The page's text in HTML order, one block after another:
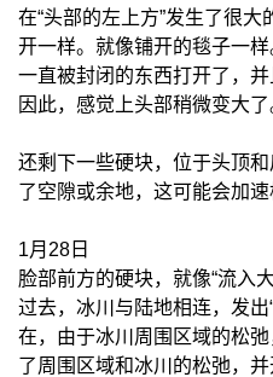
在“头部的左上方”发生了很
开一样。就像铺开的毯子一样
一直被封闭的东西打开了，并
因此，感觉上头部稍微变大了
还剩下一些硬块，位于头顶
了空隙或余地，这可能会加速
1月28日
脸部前方的硬块，就像“流入
过去，冰川与陆地相连，发
在，由于冰川周围区域的松
了周围区域和冰川的松弛，